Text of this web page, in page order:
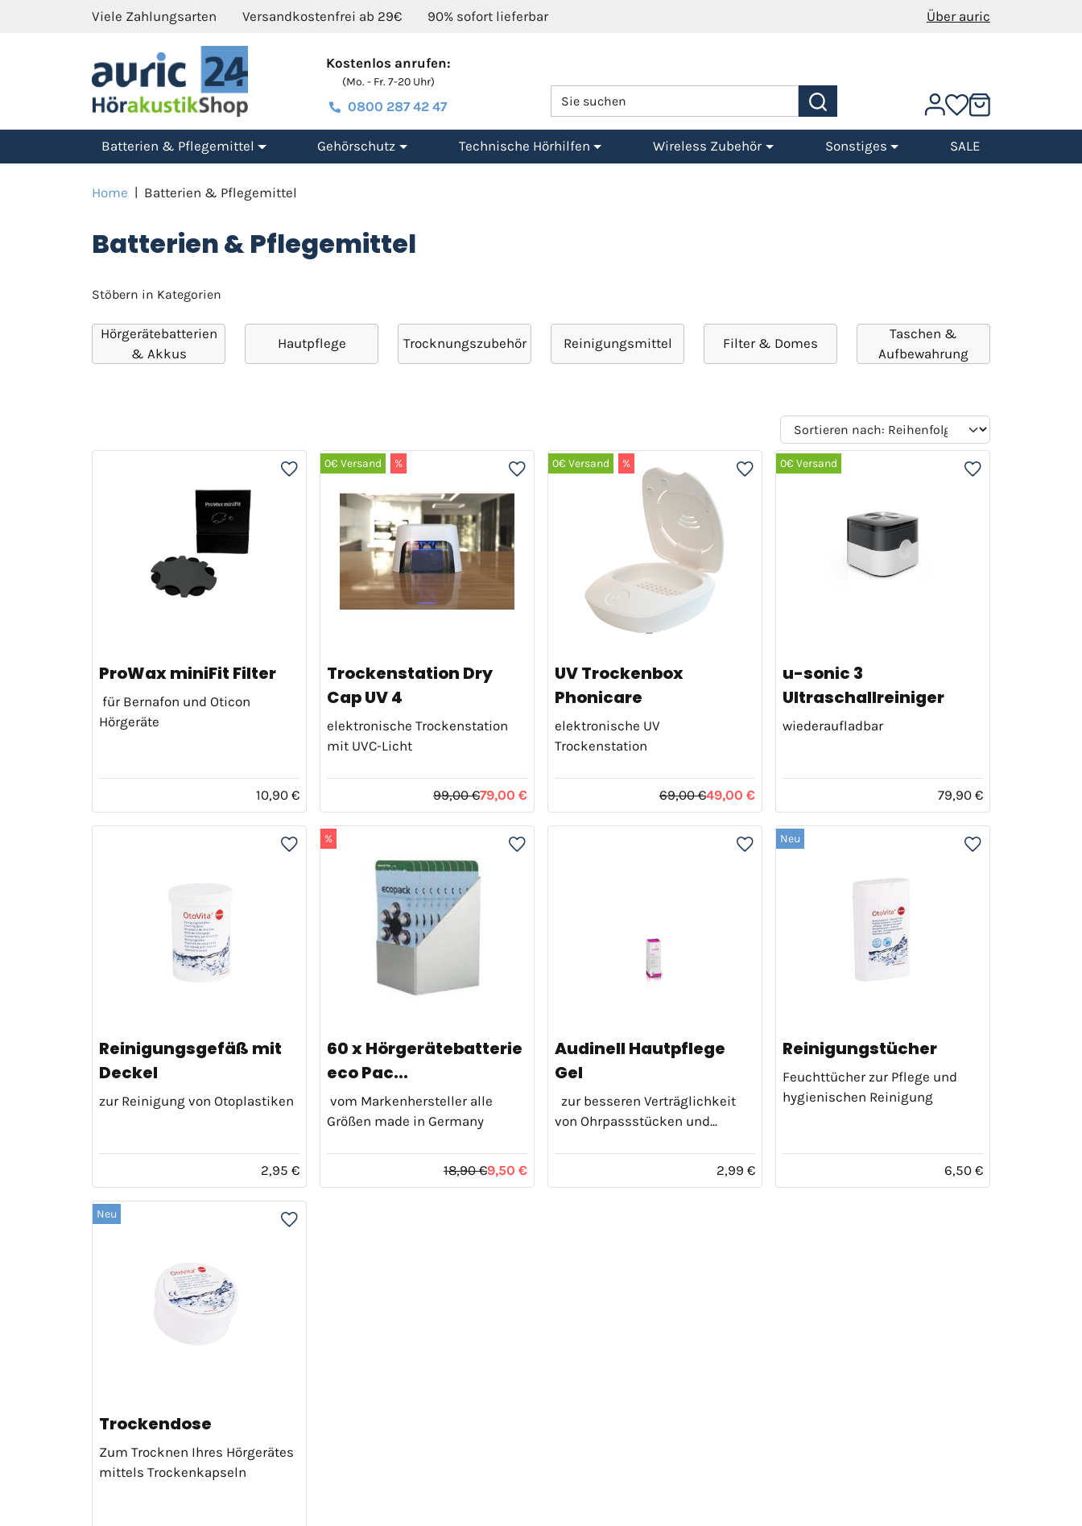
Viele Zahlungsarten Versandkostenfrei ab 29€ 90% sofort lieferbar Über auric
Kostenlos anrufen:
(Mo. - Fr. 7-20 Uhr)
0800 287 42 47
Batterien & Pflegemittel Gehörschutz Technische Hörhilfen Wireless Zubehör Sonstiges SALE
Home | Batterien & Pflegemittel
Batterien & Pflegemittel
Stöbern in Kategorien
Hörgerätebatterien
& Akkus
Hautpflege Trocknungszubehör Reinigungsmittel Filter & Domes
Taschen &
Aufbewahrung
ProWax miniFit Filter
für Bernafon und Oticon
Hörgeräte
10,90 €
0€ Versand %
Trockenstation Dry
Cap UV 4
elektronische Trockenstation
mit UVC-Licht
99,00 €79,00 €
0€ Versand %
UV Trockenbox
Phonicare
elektronische UV
Trockenstation
69,00 €49,00 €
0€ Versand
u-sonic 3
Ultraschallreiniger
wiederaufladbar
79,90 €
Reinigungsgefäß mit
Deckel
zur Reinigung von Otoplastiken
2,95 €
%
60 x Hörgerätebatterie
eco Pac...
vom Markenhersteller alle
Größen made in Germany
18,90 €9,50 €
Audinell Hautpflege
Gel
zur besseren Verträglichkeit
von Ohrpassstücken und...
2,99 €
Neu
Reinigungstücher
Feuchttücher zur Pflege und
hygienischen Reinigung
6,50 €
Neu
Trockendose
Zum Trocknen Ihres Hörgerätes
mittels Trockenkapseln